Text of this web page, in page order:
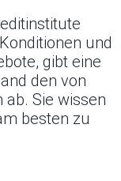
und
gibt eine
den von
ab. Sie wissen
besten zu